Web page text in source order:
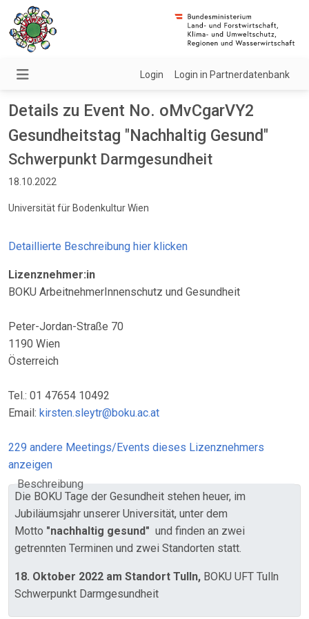
Login Login in Partnerdatenbank
Details zu Event No. oMvCgarVY2
Gesundheitstag "Nachhaltig Gesund"
Schwerpunkt Darmgesundheit
18.10.2022
Universität für Bodenkultur Wien
Detaillierte Beschreibung hier klicken
Lizenznehmer:in
BOKU ArbeitnehmerInnenschutz und Gesundheit
Peter-Jordan-Straße 70
1190 Wien
Österreich
Tel.: 01 47654 10492
Email: kirsten.sleytr@boku.ac.at
229 andere Meetings/Events dieses Lizenznehmers
anzeigen
Beschreibung
Die BOKU Tage der Gesundheit stehen heuer, im
Jubiläumsjahr unserer Universität, unter dem
Motto "nachhaltig gesund" und finden an zwei
getrennten Terminen und zwei Standorten statt.
18. Oktober 2022 am Standort Tulln, BOKU UFT Tulln
Schwerpunkt Darmgesundheit